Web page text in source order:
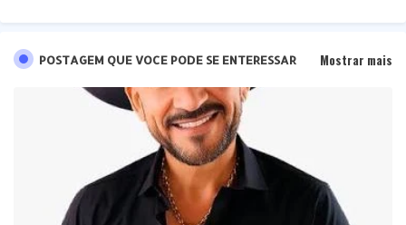
POSTAGEM QUE VOCE PODE SE ENTERESSAR Mostrar mais